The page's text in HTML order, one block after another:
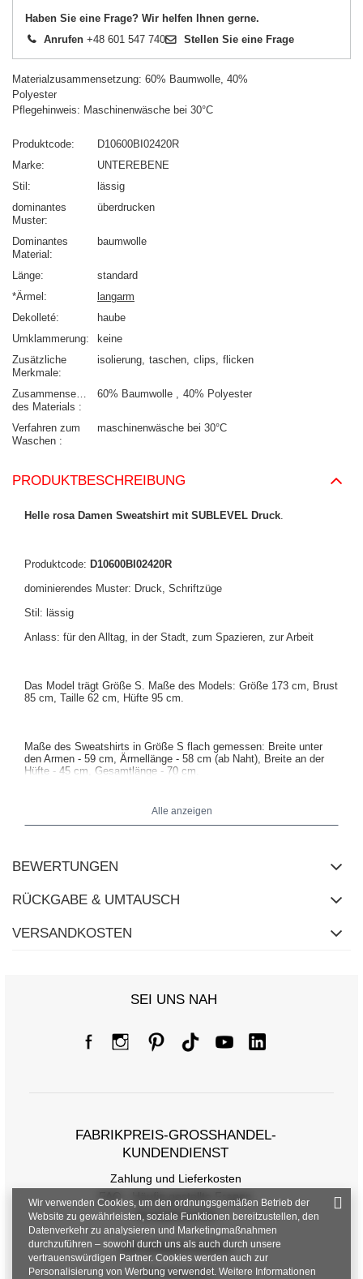
Haben Sie eine Frage? Wir helfen Ihnen gerne.
Anrufen +48 601 547 740 Stellen Sie eine Frage
Materialzusammensetzung: 60% Baumwolle, 40%
Polyester
Pflegehinweis: Maschinenwäsche bei 30°C
Produktcode
D10600BI02420R
Marke
UNTEREBENE
Stil
lässig
dominantes
Muster
überdrucken
Dominantes
Material
baumwolle
Länge
standard
*Ärmel
langarm
Dekolleté
haube
Umklammerung
keine
Zusätzliche
Merkmale
isolierung taschen clips flicken
Zusammensetzung
des Materials
60% Baumwolle 40% Polyester
Verfahren zum
Waschen
maschinenwäsche bei 30°C
PRODUKTBESCHREIBUNG
Helle rosa Damen Sweatshirt mit SUBLEVEL Druck
Produktcode: D10600BI02420R
dominierendes Muster: Druck, Schriftzüge
Stil: lässig
Anlass: für den Alltag, in der Stadt, zum Spazieren, zur Arbeit
Das Model trägt Größe S. Maße des Models: Größe 173 cm, Brust
85 cm, Taille 62 cm, Hüfte 95 cm
Maße des Sweatshirts in Größe S flach gemessen: Breite unter
den Armen - 59 cm, Ärmellänge - 58 cm (ab Naht), Breite an der
Hüfte - 45 cm, Gesamtlänge - 70 cm.
Alle anzeigen
BEWERTUNGEN
RÜCKGABE & UMTAUSCH
VERSANDKOSTEN
SEI UNS NAH
FABRIKPREIS-GROSSHANDEL-K
UNDENDIENST
Zahlung und Lieferkosten
FAQ - Häufig gestellte Fragen
Rückgabepolitik
INFORMATIONEN
Verordnungen
Wir verwenden Cookies, um den ordnungsgemäßen Betrieb der
Website zu gewährleisten, soziale Funktionen bereitzustellen, den
Datenverkehr zu analysieren und Marketingmaßnahmen
durchzuführen – sowohl durch uns als auch durch unsere
vertrauenswürdigen Partner. Cookies werden auch zur
Personalisierung von Werbung verwendet. Weitere Informationen